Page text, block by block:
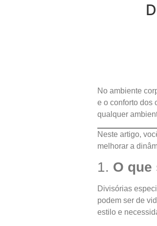
No ambiente
e o conforto dos
qualquer
Neste artigo,
melhorar a
1. O
Divisórias
podem ser de
estilo e